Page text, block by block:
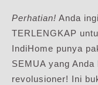
Perhatian! Anda
TERLENGKAP
IndiHome punya
SEMUA yang
revolusioner! Ini